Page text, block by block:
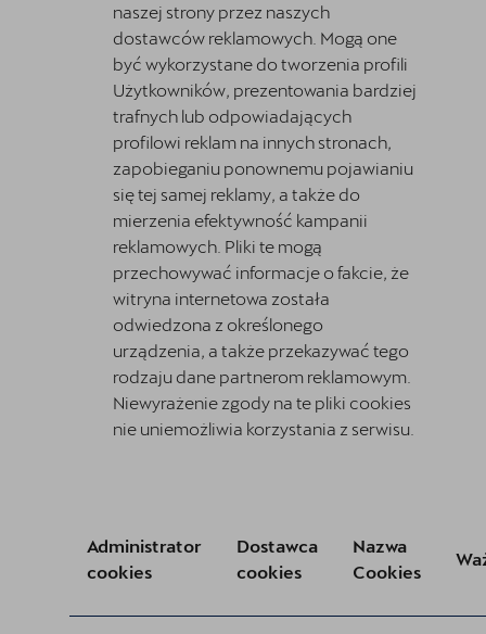
naszej strony przez naszych
dostawców reklamowych. Mogą one
być wykorzystane do tworzenia profili
Użytkowników, prezentowania bardziej
trafnych lub odpowiadających
profilowi reklam na innych stronach,
zapobieganiu ponownemu pojawianiu
się tej samej reklamy, a także do
mierzenia efektywność kampanii
reklamowych. Pliki te mogą
przechowywać informacje o fakcie, że
witryna internetowa została
odwiedzona z określonego
urządzenia, a także przekazywać tego
rodzaju dane partnerom reklamowym.
Niewyrażenie zgody na te pliki cookies
nie uniemożliwia korzystania z serwisu.
Administrator
cookies
Dostawca
cookies
Nazwa
Cookies